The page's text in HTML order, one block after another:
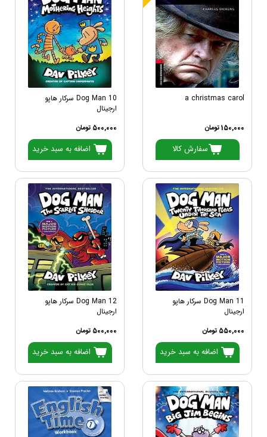
a christmas carol
150,000 تومان
سفارش کالا
Dog Man 10 سرکار هاپو
ارجینال
500,000 تومان
اضافه به سبد خرید
Dog Man 11 سرکار هاپو
ارجینال
550,000 تومان
اضافه به سبد خرید
Dog Man 12 سرکار هاپو
ارجینال
500,000 تومان
اضافه به سبد خرید